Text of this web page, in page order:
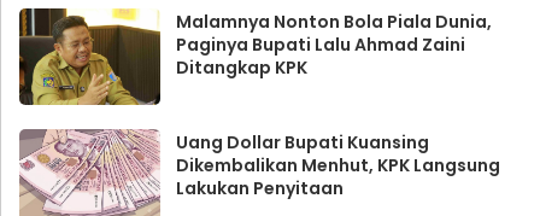
Malamnya Nonton Bola Piala Dunia,
Paginya Bupati Lalu Ahmad Zaini
Ditangkap KPK
Uang Dollar Bupati Kuansing
Dikembalikan Menhut, KPK Langsung
Lakukan Penyitaan